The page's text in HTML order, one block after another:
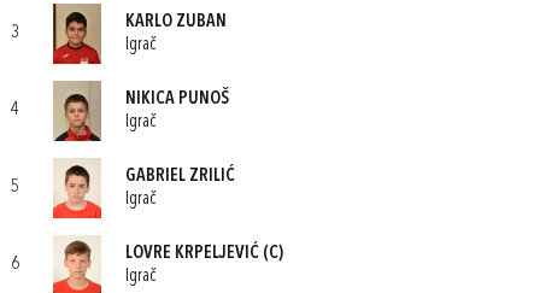
3
KARLO ZUBAN
Igrač
4
NIKICA PUNOŠ
Igrač
5
GABRIEL ZRILIĆ
Igrač
6
LOVRE KRPELJEVIĆ (C)
Igrač